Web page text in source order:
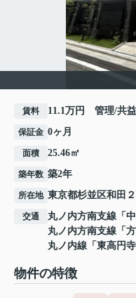
賃料 11.1万円 管理/共益
保証金 0ヶ月
面積 25.46㎡
築年数 築2年
所在地 東京都杉並区和田
交通 丸ノ内方南支線 「
丸ノ内方南支線 「 方
丸ノ内線 「 東高円寺
物件の特徴